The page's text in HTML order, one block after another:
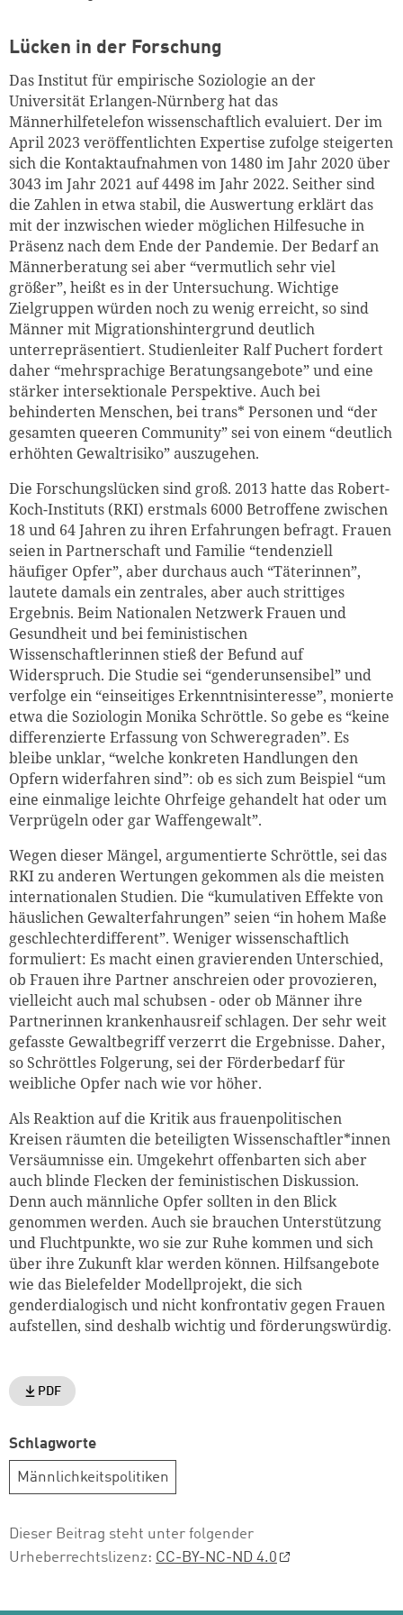
Lücken in der Forschung
Das Institut für empirische Soziologie an der
Universität Erlangen-Nürnberg hat das
Männerhilfetelefon wissenschaftlich evaluiert. Der im
April 2023 veröffentlichten Expertise zufolge steigerten
sich die Kontaktaufnahmen von 1480 im Jahr 2020 über
3043 im Jahr 2021 auf 4498 im Jahr 2022. Seither sind
die Zahlen in etwa stabil, die Auswertung erklärt das
mit der inzwischen wieder möglichen Hilfesuche in
Präsenz nach dem Ende der Pandemie. Der Bedarf an
Männerberatung sei aber “vermutlich sehr viel
größer”, heißt es in der Untersuchung. Wichtige
Zielgruppen würden noch zu wenig erreicht, so sind
Männer mit Migrationshintergrund deutlich
unterrepräsentiert. Studienleiter Ralf Puchert fordert
daher “mehrsprachige Beratungsangebote” und eine
stärker intersektionale Perspektive. Auch bei
behinderten Menschen, bei trans* Personen und “der
gesamten queeren Community” sei von einem “deutlich
erhöhten Gewaltrisiko” auszugehen.
Die Forschungslücken sind groß. 2013 hatte das Robert-
Koch-Instituts (RKI) erstmals 6000 Betroffene zwischen
18 und 64 Jahren zu ihren Erfahrungen befragt. Frauen
seien in Partnerschaft und Familie “tendenziell
häufiger Opfer”, aber durchaus auch “Täterinnen”,
lautete damals ein zentrales, aber auch strittiges
Ergebnis. Beim Nationalen Netzwerk Frauen und
Gesundheit und bei feministischen
Wissenschaftlerinnen stieß der Befund auf
Widerspruch. Die Studie sei “genderunsensibel” und
verfolge ein “einseitiges Erkenntnisinteresse”, monierte
etwa die Soziologin Monika Schröttle. So gebe es “keine
differenzierte Erfassung von Schweregraden”. Es
bleibe unklar, “welche konkreten Handlungen den
Opfern widerfahren sind”: ob es sich zum Beispiel “um
eine einmalige leichte Ohrfeige gehandelt hat oder um
Verprügeln oder gar Waffengewalt”.
Wegen dieser Mängel, argumentierte Schröttle, sei das
RKI zu anderen Wertungen gekommen als die meisten
internationalen Studien. Die “kumulativen Effekte von
häuslichen Gewalterfahrungen” seien “in hohem Maße
geschlechterdifferent”. Weniger wissenschaftlich
formuliert: Es macht einen gravierenden Unterschied,
ob Frauen ihre Partner anschreien oder provozieren,
vielleicht auch mal schubsen - oder ob Männer ihre
Partnerinnen krankenhausreif schlagen. Der sehr weit
gefasste Gewaltbegriff verzerrt die Ergebnisse. Daher,
so Schröttles Folgerung, sei der Förderbedarf für
weibliche Opfer nach wie vor höher.
Als Reaktion auf die Kritik aus frauenpolitischen
Kreisen räumten die beteiligten Wissenschaftler*innen
Versäumnisse ein. Umgekehrt offenbarten sich aber
auch blinde Flecken der feministischen Diskussion.
Denn auch männliche Opfer sollten in den Blick
genommen werden. Auch sie brauchen Unterstützung
und Fluchtpunkte, wo sie zur Ruhe kommen und sich
über ihre Zukunft klar werden können. Hilfsangebote
wie das Bielefelder Modellprojekt, die sich
genderdialogisch und nicht konfrontativ gegen Frauen
aufstellen, sind deshalb wichtig und förderungswürdig.
PDF
Schlagworte
Männlichkeitspolitiken
Dieser Beitrag steht unter folgender
Urheberrechtslizenz: CC-BY-NC-ND 4.0